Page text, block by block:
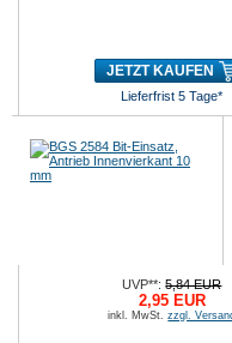
JETZT KAUFEN
Lieferfrist 5 Tage*
UVP**:5,84 EUR
2,95 EUR
inkl. MwSt.zzgl.